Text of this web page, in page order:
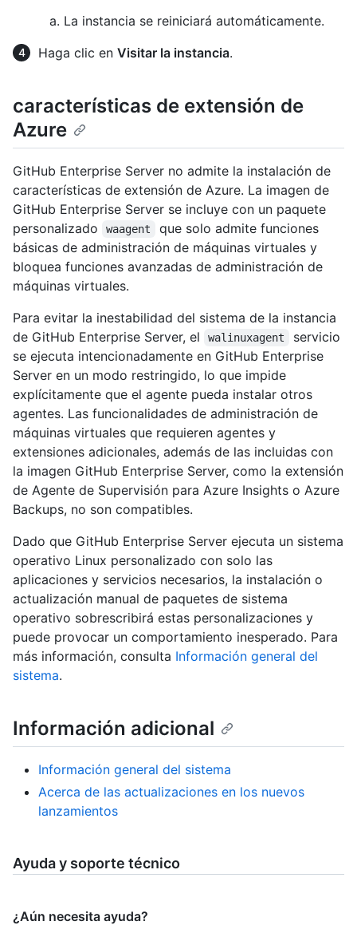
La instancia se reiniciará automáticamente.
Haga clic en Visitar la instancia.
características de extensión de
Azure
GitHub Enterprise Server no admite la instalación de
características de extensión de Azure. La imagen de
GitHub Enterprise Server se incluye con un paquete
personalizado
waagent
que solo admite funciones
básicas de administración de máquinas virtuales y
bloquea funciones avanzadas de administración de
máquinas virtuales.
Para evitar la inestabilidad del sistema de la instancia
de GitHub Enterprise Server, el
walinuxagent
servicio
se ejecuta intencionadamente en GitHub Enterprise
Server en un modo restringido, lo que impide
explícitamente que el agente pueda instalar otros
agentes. Las funcionalidades de administración de
máquinas virtuales que requieren agentes y
extensiones adicionales, además de las incluidas con
la imagen GitHub Enterprise Server, como la extensión
de Agente de Supervisión para Azure Insights o Azure
Backups, no son compatibles.
Dado que GitHub Enterprise Server ejecuta un sistema
operativo Linux personalizado con solo las
aplicaciones y servicios necesarios, la instalación o
actualización manual de paquetes de sistema
operativo sobrescribirá estas personalizaciones y
puede provocar un comportamiento inesperado. Para
más información, consulta Información general del
sistema.
Información adicional
Información general del sistema
Acerca de las actualizaciones en los nuevos
lanzamientos
Ayuda y soporte técnico
¿Aún necesita ayuda?